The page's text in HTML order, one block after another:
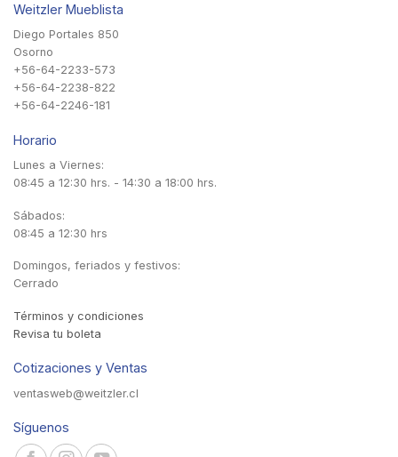
Weitzler Mueblista
Diego Portales 850
Osorno
+56-64-2233-573
+56-64-2238-822
+56-64-2246-181
Horario
Lunes a Viernes:
08:45 a 12:30 hrs. - 14:30 a 18:00 hrs.
Sábados:
08:45 a 12:30 hrs
Domingos, feriados y festivos:
Cerrado
Términos y condiciones
Revisa tu boleta
Cotizaciones y Ventas
ventasweb@weitzler.cl
Síguenos